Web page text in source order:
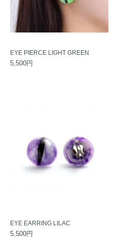
EYE PIERCE LIGHT GREEN
5,500円
EYE EARRING LILAC
5,500円